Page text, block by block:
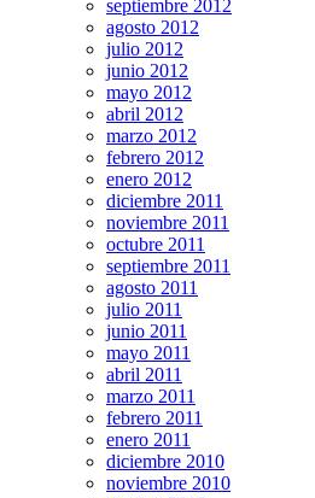
septiembre 2012
agosto 2012
julio 2012
junio 2012
mayo 2012
abril 2012
marzo 2012
febrero 2012
enero 2012
diciembre 2011
noviembre 2011
octubre 2011
septiembre 2011
agosto 2011
julio 2011
junio 2011
mayo 2011
abril 2011
marzo 2011
febrero 2011
enero 2011
diciembre 2010
noviembre 2010